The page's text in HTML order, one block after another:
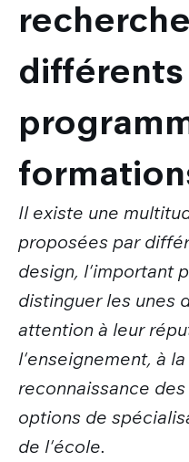
différents
Il existe une
proposées par
design, l'important
distinguer les unes
attention à leur
l'enseignement, à
reconnaissance
options de
de l'école.